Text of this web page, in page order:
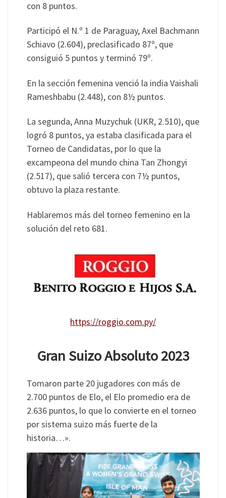
con 8 puntos.
Participó el N.º 1 de Paraguay, Axel Bachmann
Schiavo (2.604), preclasificado 87º, que
consiguió 5 puntos y terminó 79º.
En la sección femenina venció la india Vaishali
Rameshbabu (2.448), con 8½ puntos.
La segunda, Anna Muzychuk (UKR, 2.510), que
logró 8 puntos, ya estaba clasificada para el
Torneo de Candidatas, por lo que la
excampeona del mundo china Tan Zhongyi
(2.517), que salió tercera con 7½ puntos,
obtuvo la plaza restante.
Hablaremos más del torneo femenino en la
solución del reto 681.
https://roggio.com.py/
Gran Suizo Absoluto 2023
Tomaron parte 20 jugadores con más de
2.700 puntos de Elo, el Elo promedio era de
2.636 puntos, lo que lo convierte en el torneo
por sistema suizo más fuerte de la
historia…».